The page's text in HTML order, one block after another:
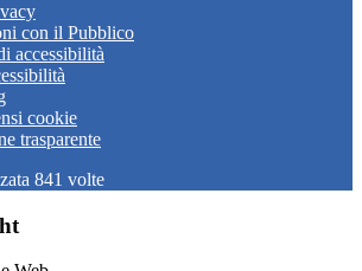
con il Pubblico
accessibilità
cookie
trasparente
841 volte